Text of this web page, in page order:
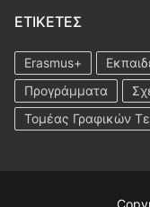
ΕΤΙΚΈΤΕΣ
Erasmus+
Προγράμματα
Τομέας Γραφικών